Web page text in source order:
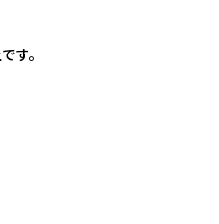
す。